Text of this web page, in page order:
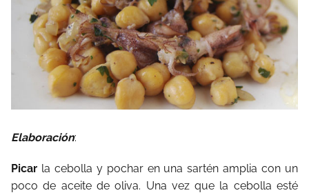
Elaboración:
Picar la cebolla y pochar en una sartén amplia con un
poco de aceite de oliva. Una vez que la cebolla esté